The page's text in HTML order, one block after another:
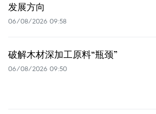
发展方向
06/08/2026 09:58
破解木材深加工原料“瓶颈”
06/08/2026 09:50